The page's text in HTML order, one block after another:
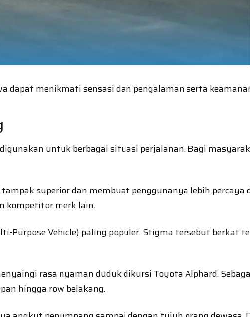
dapat menikmati sensasi dan pengalaman serta
untuk berbagai situasi perjalanan. Bagi
superior dan membuat penggunanya lebih
kompetitor merk lain.
Purpose Vehicle) paling populer. Stigma tersebut berkat
rasa nyaman duduk dikursi Toyota Alphard.
hingga row belakang.